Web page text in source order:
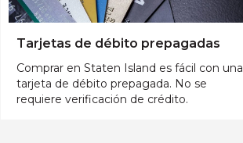
Tarjetas de débito prepagadas
Comprar en Staten Island es fácil con una
tarjeta de débito prepagada. No se
requiere verificación de crédito.